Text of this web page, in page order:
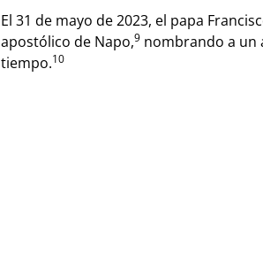
El 31 de mayo de 2023, el papa
apostólico de Napo,9 nombrando a
tiempo.10